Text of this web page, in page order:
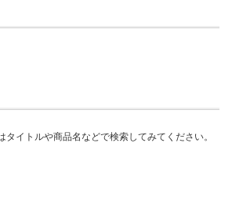
イトルや商品名などで検索してみてください。